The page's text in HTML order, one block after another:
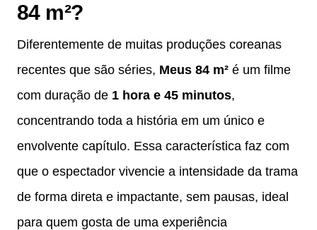
84 m²?
Diferentemente de muitas produções coreanas
recentes que são séries, Meus 84 m² é um filme
com duração de 1 hora e 45 minutos,
concentrando toda a história em um único e
envolvente capítulo. Essa característica faz com
que o espectador vivencie a intensidade da trama
de forma direta e impactante, sem pausas, ideal
para quem gosta de uma experiência